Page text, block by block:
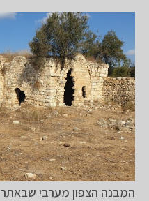
המבנה הצפון מערבי שבאתר